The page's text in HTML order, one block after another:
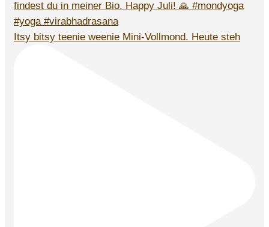
Itsy bitsy teenie weenie Mini-Vollmond. Heute steh